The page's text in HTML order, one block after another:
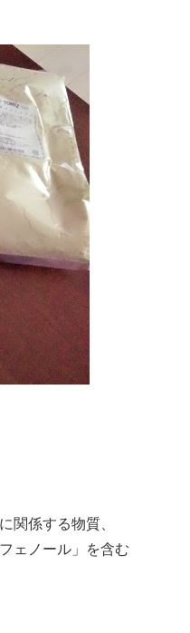
関係する物質、
ェノール」を含む